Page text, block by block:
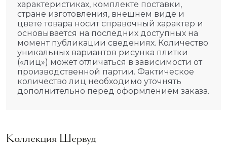
характеристиках, комплекте поставки,
стране изготовления, внешнем виде и
цвете товара носит справочный характер и
основывается на последних доступных на
момент публикации сведениях. Количество
уникальных вариантов рисунка плитки
(«лиц») может отличаться в зависимости от
производственной партии. Фактическое
количество лиц необходимо уточнять
дополнительно перед оформлением заказа.
Коллекция Шервуд